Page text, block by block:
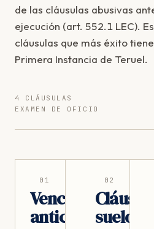
de las cláusulas abusivas
ejecución (art. 552.1 LEC).
cláusulas que más éxito
Primera Instancia de Teruel.
4 CLÁUSULAS
EXAMEN DE OFICIO
01
Vencimiento
anticipado
02
Cláusula
suelo